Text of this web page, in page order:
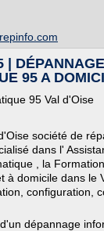
|
95 A
95 Val d'Oise
société de
dans l'
, la
à domicile dans le
configuration,
dépannage